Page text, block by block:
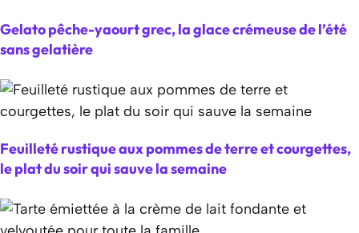
Gelato pêche-yaourt grec, la glace crémeuse de l’été
sans gelatière
Feuilleté rustique aux pommes de terre et courgettes,
le plat du soir qui sauve la semaine